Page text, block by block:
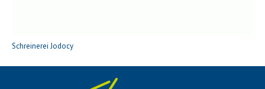
Schreinerei Jodocy